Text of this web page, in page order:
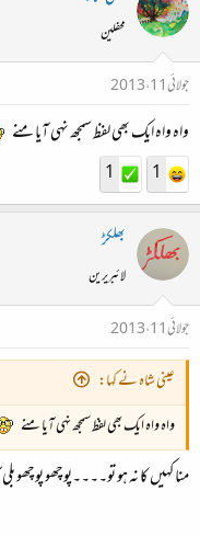
محفلین
جولائی 11، 2013
واہ واہ ایک بھی لفظ سمجھ نہی آیا منے
1
1
بھلکڑ
لائبریرین
جولائی 11، 2013
عینی شاہ نے کہا:
واہ واہ ایک بھی لفظ سمجھ نہی آیا منے
منا کہیں کا نہ ہو تو۔۔۔۔پوچھو